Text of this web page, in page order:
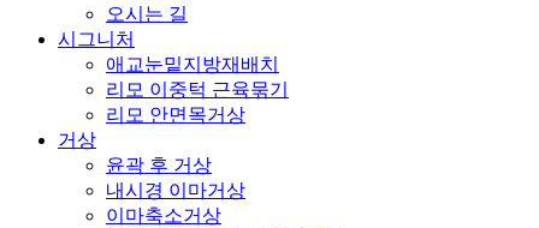
오시는 길
시그니처
애교눈밑지방재배치
리모 이중턱 근육묶기
리모 안면목거상
거상
윤곽 후 거상
내시경 이마거상
이마축소거상